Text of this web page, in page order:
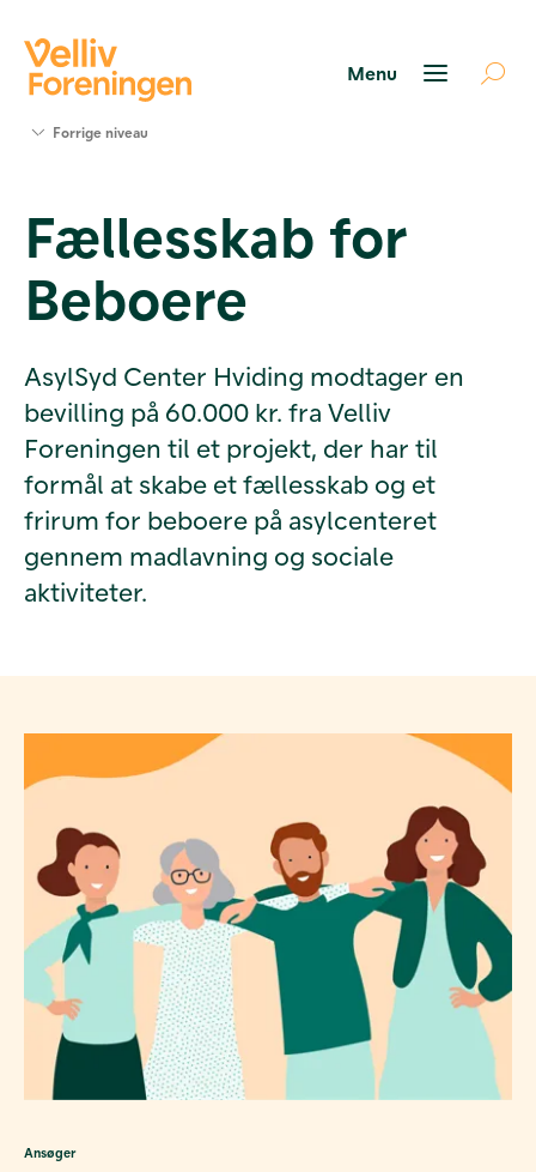
Værktøjer
og viden
Om Velliv
Foreningen
Forrige niveau
Fællesskab for
Beboere
AsylSyd Center Hviding modtager en
bevilling på 60.000 kr. fra Velliv
Foreningen til et projekt, der har til
formål at skabe et fællesskab og et
frirum for beboere på asylcenteret
gennem madlavning og sociale
aktiviteter.
Ansøger